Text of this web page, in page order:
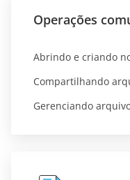
Operações
Abrindo e criando
Compartilhando
Gerenciando